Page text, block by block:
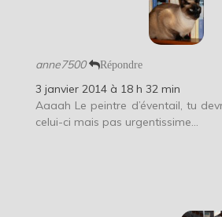
anne7500 Répondre
3 janvier 2014 à 18 h 32 min
Aaaah Le peintre d’éventail, tu
celui-ci mais pas urgentissime…